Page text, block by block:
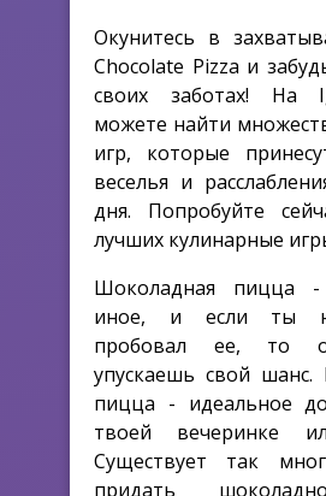
Окунитесь в
Chocolate Pizza и
своих заботах! На
можете найти
игр, которые
веселья и
дня. Попробуйте
лучших кулинарные
Шоколадная пицца
иное, и если ты
пробовал ее, то
упускаешь свой шанс.
пицца - идеальное
твоей вечеринке
Существует так
придать